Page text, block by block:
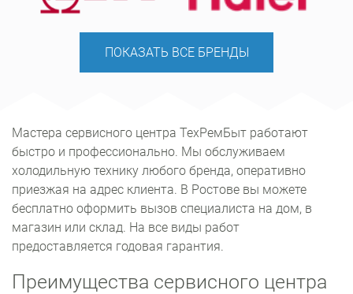
ПОКАЗАТЬ ВСЕ БРЕНДЫ
Мастера сервисного центра ТехРемБыт работают
быстро и профессионально. Мы обслуживаем
холодильную технику любого бренда, оперативно
приезжая на адрес клиента. В Ростове вы можете
бесплатно оформить вызов специалиста на дом, в
магазин или склад. На все виды работ
предоставляется годовая гарантия.
Преимущества сервисного центра